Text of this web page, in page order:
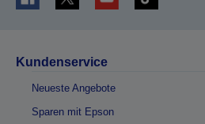
Kundenservice
Neueste Angebote
Sparen mit Epson